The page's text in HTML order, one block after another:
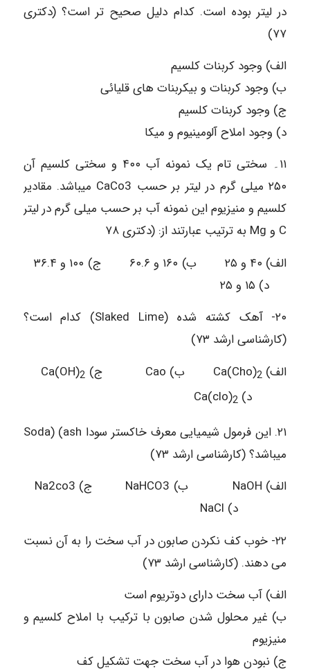
در لیتر بوده است. کدام دلیل صحیح تر است؟ (دکتری
۷۷)
الف) وجود کربنات کلسیم
ب) وجود کربنات و بیکربنات های قلیائی
ج) وجود کربنات کلسیم
د) وجود املاح آلومینیوم و میکا
۱۱۔ سختی تام یک نمونه آب ۴۰۰ و سختی کلسیم آن
۲۵۰ میلی گرم در لیتر بر حسب CaCo3 میباشد. مقادیر
کلسیم و منیزیوم این نمونه آب بر حسب میلی گرم در لیتر
C و Mg به ترتیب عبارتند از: (دکتری ۷۸
الف) ۴۰ و ۲۵ ب) ۱۶۰ و ۶۰.۶ ج) ۱۰۰ و ۳۶.۴
د) ۱۵ و ۲۵
۲۰- آهک کشته شده (Slaked Lime) کدام است؟
(کارشناسی ارشد ۷۳)
الف) Ca(Cho) 2 ب) Cao ج) Ca(OH) 2
د) Ca(clo) 2
۲۱. این فرمول شیمیایی معرف خاکستر سودا Soda) (ash
میباشد؟ (کارشناسی ارشد ۷۳)
د) NaCl
۲۲- خوب کف نکردن صابون در آب سخت را به آن نسبت
می دهند. (کارشناسی ارشد ۷۳)
الف) آب سخت دارای دوتریوم است
ب) غير محلول شدن صابون با ترکیب با املاح کلسیم و
منیزیوم
ج) نبودن هوا در آب سخت جهت تشکیل کف